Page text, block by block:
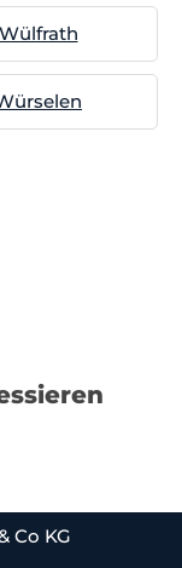
Wülfrath
Co KG